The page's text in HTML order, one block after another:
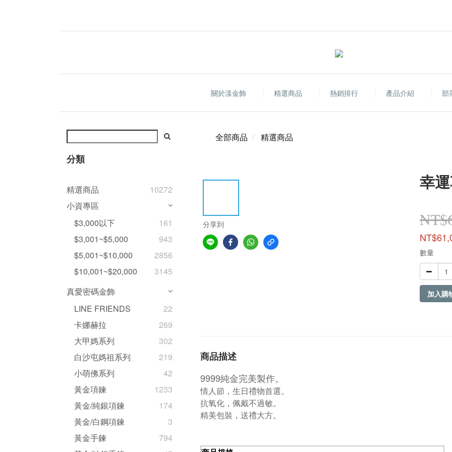
關於漾金飾 精選商品 熱銷排行 產品介紹 部
分類
精選商品
10272
小資專區
$3,000以下
161
$3,001~$5,000
943
$5,001~$10,000
2856
$10,001~$20,000
3145
真愛密碼金飾
LINE FRIENDS
22
卡娜赫拉
269
大甲媽系列
302
白沙屯媽祖系列
219
小萌佛系列
42
黃金項鍊
1233
黃金/純銀項鍊
174
黃金/白鋼項鍊
3
黃金手鍊
794
全部商品 精選商品
分享到
幸
數量
加入購
商品描述
9999純金完美製作。
情人節，生日禮物首選。
抗氧化，佩戴不過敏。
精美包裝，送禮大方。